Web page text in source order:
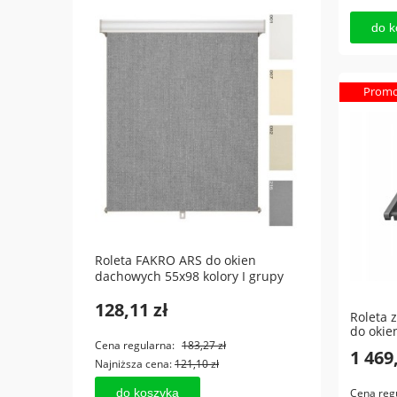
Roleta FAKRO ARS do okien
dachowych 55x98 kolory I grupy
128,11 zł
Cena regularna: 183,27 zł
Najniższa cena:121,10 zł
do koszyka
do
Roleta
do
1
Cena